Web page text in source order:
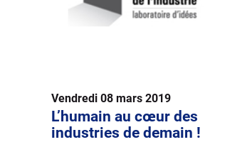
Vendredi 08 mars 2019
L’humain au cœur des
industries de demain !